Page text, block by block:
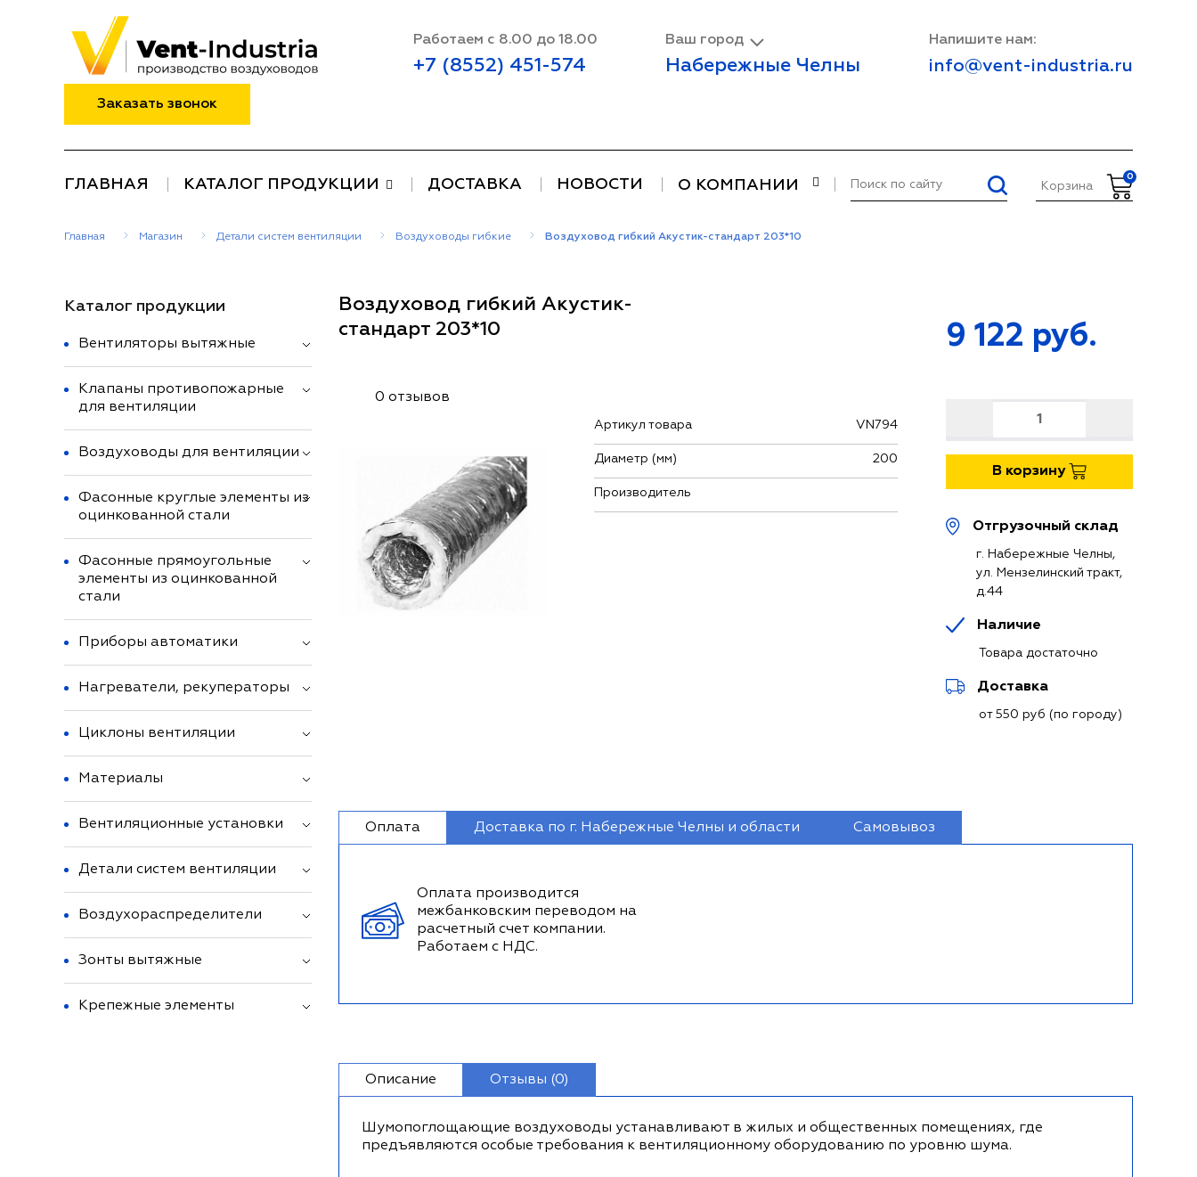
Работаем с 8.00 до 18.00
+7 (8552) 451-574
Ваш город
Набережные Челны
Напишите нам:
info@vent-industria.ru
Заказать звонок
ГЛАВНАЯ КАТАЛОГ ПРОДУКЦИИ ДОСТАВКА НОВОСТИ О КОМПАНИИ Корзина
0
Главная Магазин Детали систем вентиляции Воздуховоды гибкие Воздуховод гибкий Акустик-стандарт 203*10
Воздуховод гибкий Акустик-
стандарт 203*10
0 отзывов
Артикул товара VN794
Диаметр (мм) 200
Производитель
9 122 руб.
В корзину
Отгрузочный склад
г. Набережные Челны,
ул. Мензелинский тракт,
д.44
Наличие
Товара достаточно
Доставка
от 550 руб (по городу)
Оплата Доставка по г. Набережные Челны и области Самовывоз
Оплата производится
межбанковским переводом на
расчетный счет компании.
Работаем с НДС.
Описание Отзывы (0)
Шумопоглощающие воздуховоды устанавливают в жилых и общественных помещениях, где
предъявляются особые требования к вентиляционному оборудованию по уровню шума.
Каталог продукции
Вентиляторы вытяжные
Клапаны противопожарные
для вентиляции
Воздуховоды для вентиляции
Фасонные круглые элементы из
оцинкованной стали
Фасонные прямоугольные
элементы из оцинкованной
стали
Приборы автоматики
Нагреватели, рекуператоры
Циклоны вентиляции
Материалы
Вентиляционные установки
Детали систем вентиляции
Воздухораспределители
Зонты вытяжные
Крепежные элементы